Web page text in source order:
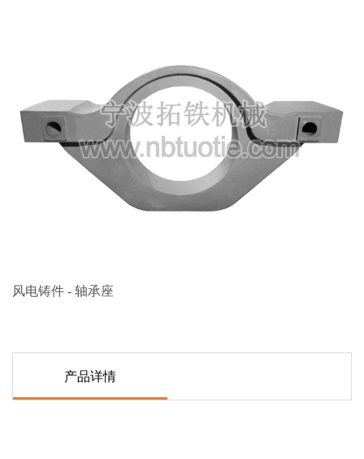
风电铸件 - 轴承座
产品详情